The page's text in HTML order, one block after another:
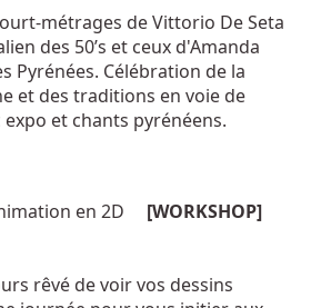
métrages de Vittorio De Seta
des 50’s et ceux d'Amanda
Pyrénées. Célébration de la
et des traditions en voie de
et chants pyrénéens.
en 2D [WORKSHOP]
rêvé de voir vos dessins